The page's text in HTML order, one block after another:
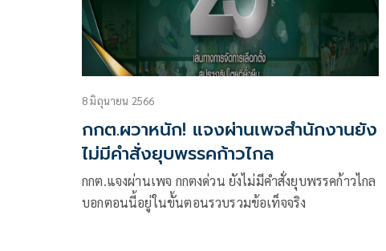
8 มิถุนายน 2566
กกต.ผวาหนัก! แจงผ่านเพจสำนักงานยัง
ไม่มีคำสั่งยุบพรรคก้าวไกล
กกต.แจงผ่านเพจ กกตงด่วน ยังไม่มีคำสั่งยุบพรรคก้าวไกล​
บอกตอนนี้อยู่ในขั้นตอนรวบรวมข้อเท็จจริง